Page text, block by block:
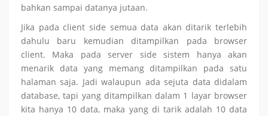
bahkan sampai datanya jutaan.
Jika pada client side semua data akan ditarik terlebih
dahulu baru kemudian ditampilkan pada browser
client. Maka pada server side sistem hanya akan
menarik data yang memang ditampilkan pada satu
halaman saja. Jadi walaupun ada sejuta data didalam
database, tapi yang ditampilkan dalam 1 layar browser
kita hanya 10 data, maka yang di tarik adalah 10 data